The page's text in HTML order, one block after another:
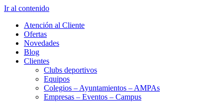
Ir al contenido
Atención al Cliente
Ofertas
Novedades
Blog
Clientes
Clubs deportivos
Equipos
Colegios – Ayuntamientos – AMPAs
Empresas – Eventos – Campus